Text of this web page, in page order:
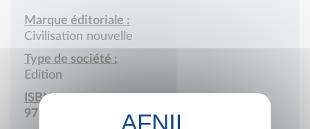
Marque éditoriale :
Civilisation nouvelle
Type de société :
Edition
ISBN :
978-2-85466